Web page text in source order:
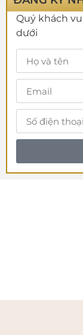
Quý khách
dưới